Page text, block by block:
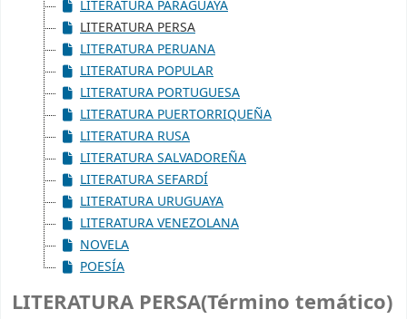
LITERATURA PARAGUAYA
LITERATURA PERSA
LITERATURA PERUANA
LITERATURA POPULAR
LITERATURA PORTUGUESA
LITERATURA PUERTORRIQUEÑA
LITERATURA RUSA
LITERATURA SALVADOREÑA
LITERATURA SEFARDÍ
LITERATURA URUGUAYA
LITERATURA VENEZOLANA
NOVELA
POESÍA
LITERATURA PERSA(Término temático)